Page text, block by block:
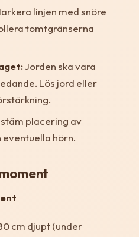
linjen med snöre
tomtgränserna
Jorden ska vara
Lös jord eller
placering av
hörn.
cm djupt (under